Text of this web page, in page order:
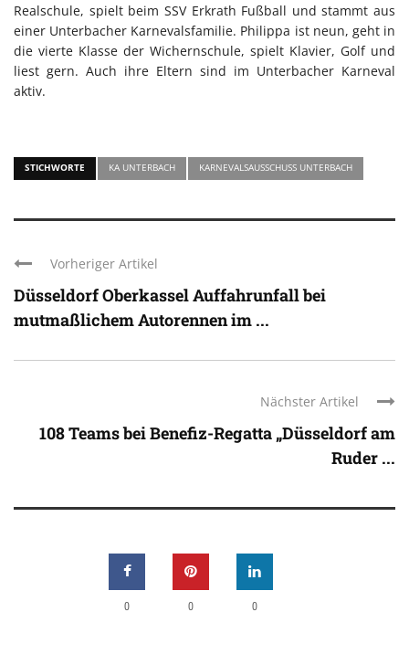
Realschule, spielt beim SSV Erkrath Fußball und stammt aus
einer Unterbacher Karnevalsfamilie. Philippa ist neun, geht in
die vierte Klasse der Wichernschule, spielt Klavier, Golf und
liest gern. Auch ihre Eltern sind im Unterbacher Karneval
aktiv.
STICHWORTE KA UNTERBACH KARNEVALSAUSSCHUSS UNTERBACH
Vorheriger Artikel
Düsseldorf Oberkassel Auffahrunfall bei
mutmaßlichem Autorennen im ...
Nächster Artikel
108 Teams bei Benefiz-Regatta „Düsseldorf am
Ruder ...
0 0 0